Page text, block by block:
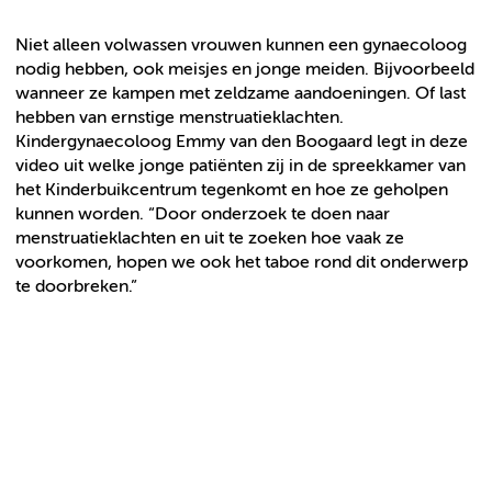
Niet alleen volwassen vrouwen kunnen een gynaecoloog
nodig hebben, ook meisjes en jonge meiden. Bijvoorbeeld
wanneer ze kampen met zeldzame aandoeningen. Of last
hebben van ernstige menstruatieklachten.
Kindergynaecoloog Emmy van den Boogaard legt in deze
video uit welke jonge patiënten zij in de spreekkamer van
het Kinderbuikcentrum tegenkomt en hoe ze geholpen
kunnen worden. “Door onderzoek te doen naar
menstruatieklachten en uit te zoeken hoe vaak ze
voorkomen, hopen we ook het taboe rond dit onderwerp
te doorbreken.”